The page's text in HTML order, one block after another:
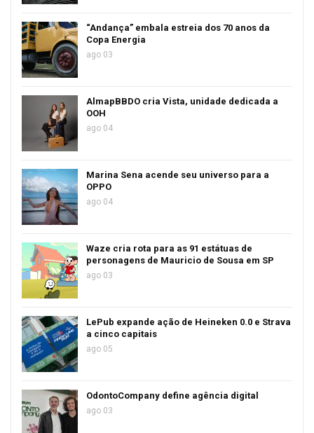
“Andança” embala estreia dos 70 anos da
Copa Energia
ago 03
AlmapBBDO cria Vista, unidade dedicada a
OOH
ago 04
Marina Sena acende seu universo para a
OPPO
ago 04
Waze cria rota para as 91 estátuas de
personagens de Mauricio de Sousa em SP
ago 03
LePub expande ação de Heineken 0.0 e Strava
a cinco capitais
ago 05
OdontoCompany define agência digital
ago 03